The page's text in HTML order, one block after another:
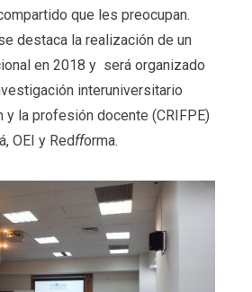
que les preocupan.
destaca la realización de un
en 2018 y será organizado
interuniversitario
y la profesión docente (CRIFPE)
OEI y Redfforma.